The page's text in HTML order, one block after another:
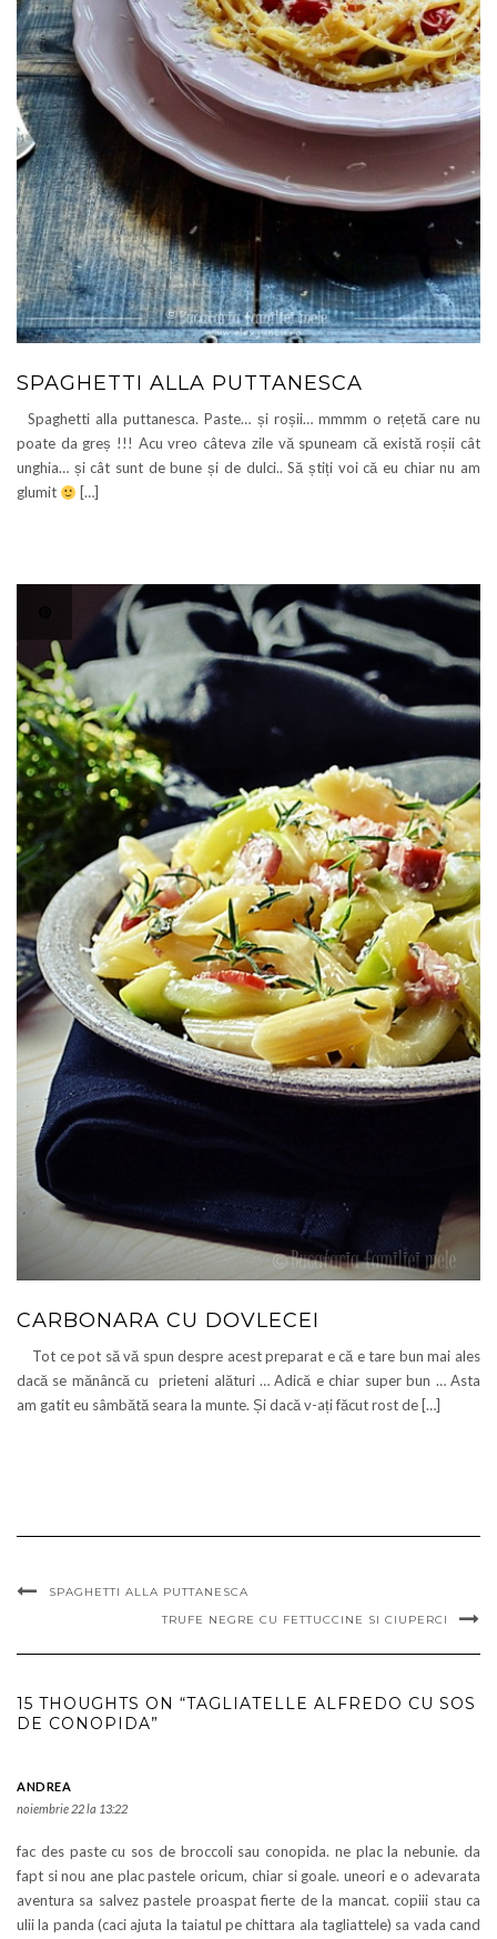
SPAGHETTI ALLA PUTTANESCA
Spaghetti alla puttanesca. Paste… și roșii… mmmm o rețetă care nu
poate da greș !!! Acu vreo câteva zile vă spuneam că există roșii cât
unghia… și cât sunt de bune și de dulci.. Să știți voi că eu chiar nu am
glumit
[…]
CARBONARA CU DOVLECEI
Tot ce pot să vă spun despre acest preparat e că e tare bun mai ales
dacă se mănâncă cu prieteni alături … Adică e chiar super bun … Asta
am gatit eu sâmbătă seara la munte. Și dacă v-ați făcut rost de […]
SPAGHETTI ALLA PUTTANESCA
TRUFE NEGRE CU FETTUCCINE SI CIUPERCI
15 THOUGHTS ON “TAGLIATELLE ALFREDO CU SOS
DE CONOPIDA”
ANDREA
noiembrie 22 la 13:22
fac des paste cu sos de broccoli sau conopida. ne plac la nebunie. da
fapt si nou ane plac pastele oricum, chiar si goale. uneori e o adevarata
aventura sa salvez pastele proaspat fierte de la mancat. copiii stau ca
ulii la panda (caci ajuta la taiatul pe chittara ala tagliattele) sa vada cand